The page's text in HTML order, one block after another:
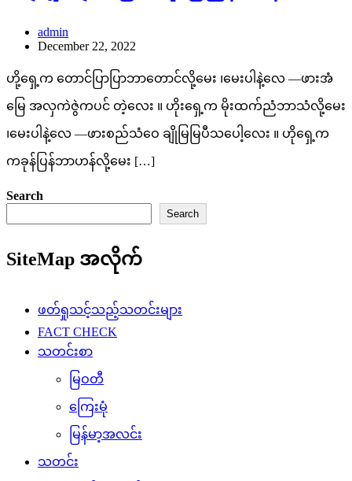
admin
December 22, 2022
ဟို့ရှေ့က တောင်ပြာပြာဘာတောင်လို့မေး ၊မေးပါနဲ့လေ —ဖားအံ
မြေ အလှကဲဇွဲကပင် တဲ့လေး ။ ဟိုးရှေ့က မိုးထက်ညံဘာသံလို့မေး
၊မေးပါနဲ့လေ —ဖားစည်သံဝေ ချိုမြမြပီသပေါ့လေး ။ ဟိုရှေ့က
ကခုန်ပြန်ဘာဟန်လို့မေး […]
Search
Search
SiteMap အလိုက်
ဖတ်ရှုသင့်သည့်သတင်းများ
FACT CHECK
သတင်းစာ
မြဝတီ
ကြေးမုံ
မြန်မာ့အလင်း
သတင်း